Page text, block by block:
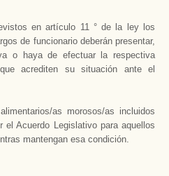
en artículo 11 ° de la ley los
de funcionario deberán presentar,
o haya de efectuar la respectiva
acrediten su situación ante el
as morosos/as incluidos
el Acuerdo Legislativo para aquellos
mantengan esa condición.